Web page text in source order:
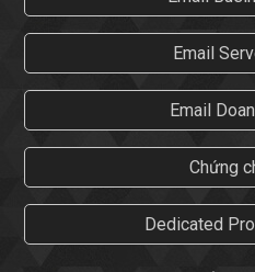
Email
Email
Chứng
Dedicated